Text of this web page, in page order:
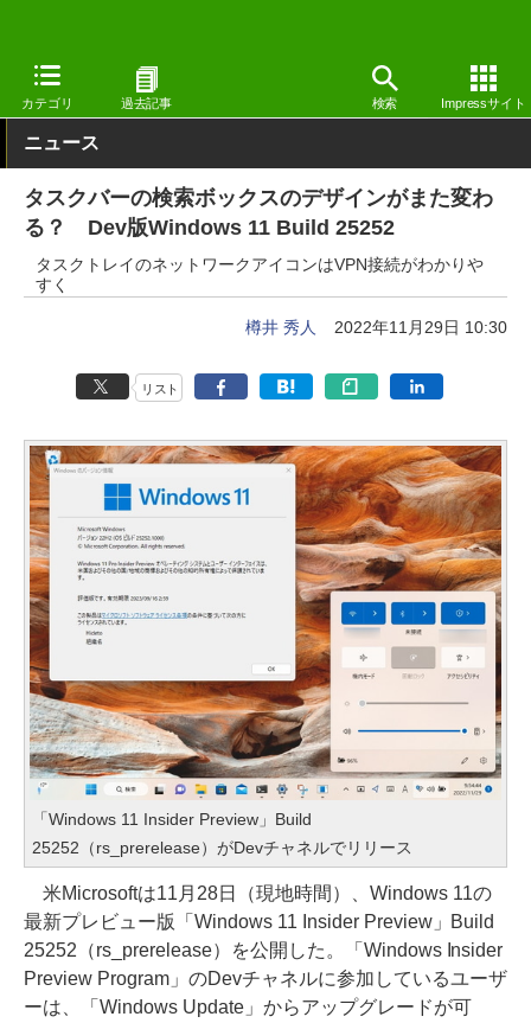
カテゴリ 過去記事 検索 Impressサイト
窓の杜 システム・ファイル Windows
ニュース
タスクバーの検索ボックスのデザインがまた変わ
る？ Dev版Windows 11 Build 25252
タスクトレイのネットワークアイコンはVPN接続がわかりや
すく
樽井 秀人 2022年11月29日 10:30
リスト
「Windows 11 Insider Preview」Build
25252（rs_prerelease）がDevチャネルでリリース
米Microsoftは11月28日（現地時間）、Windows 11の
最新プレビュー版「Windows 11 Insider Preview」Build
25252（rs_prerelease）を公開した。「Windows Insider
Preview Program」のDevチャネルに参加しているユーザ
ーは、「Windows Update」からアップグレードが可